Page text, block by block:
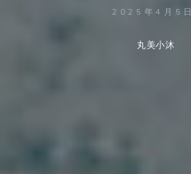
2025年4月5日
丸美小沐